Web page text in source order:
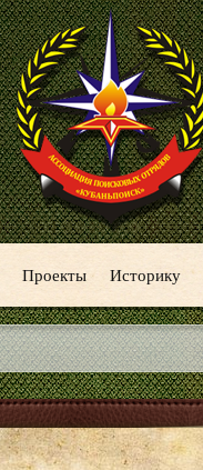
Проекты Историку